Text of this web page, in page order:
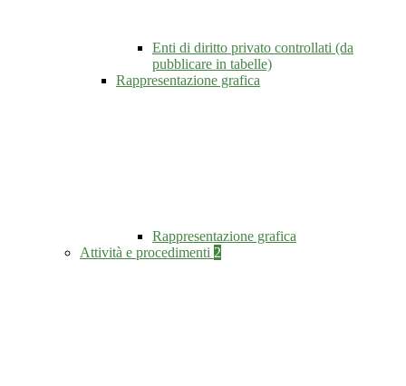
Enti di diritto privato controllati (da
pubblicare in tabelle)
Rappresentazione grafica
Rappresentazione grafica
Attività e procedimenti 2